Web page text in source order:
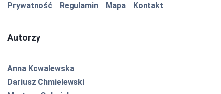
Prywatność Regulamin Mapa Kontakt
Autorzy
Anna Kowalewska
Dariusz Chmielewski